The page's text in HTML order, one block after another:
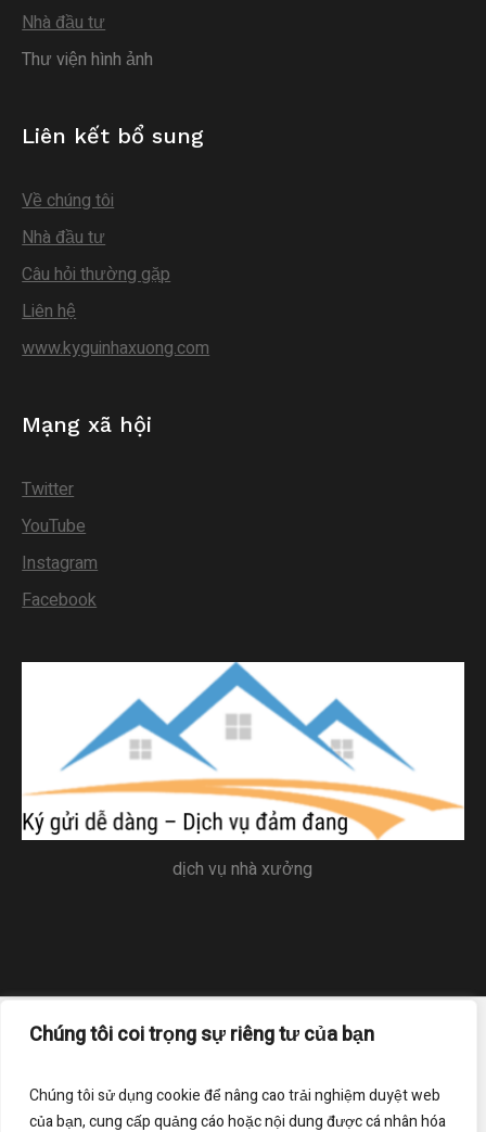
Chúng tôi coi trọng sự riêng tư của bạn
Chúng tôi sử dụng cookie để nâng cao trải nghiệm duyệt web
của bạn, cung cấp quảng cáo hoặc nội dung được cá nhân hóa
Nhà đầu tư
Thư viện hình ảnh
Liên kết bổ sung
Về chúng tôi
Nhà đầu tư
Câu hỏi thường gặp
Liên hệ
www.kyguinhaxuong.com
Mạng xã hội
Twitter
YouTube
Instagram
Facebook
dịch vụ nhà xưởng
Trang chủ Liên hệ
Điều khoản sử dụng